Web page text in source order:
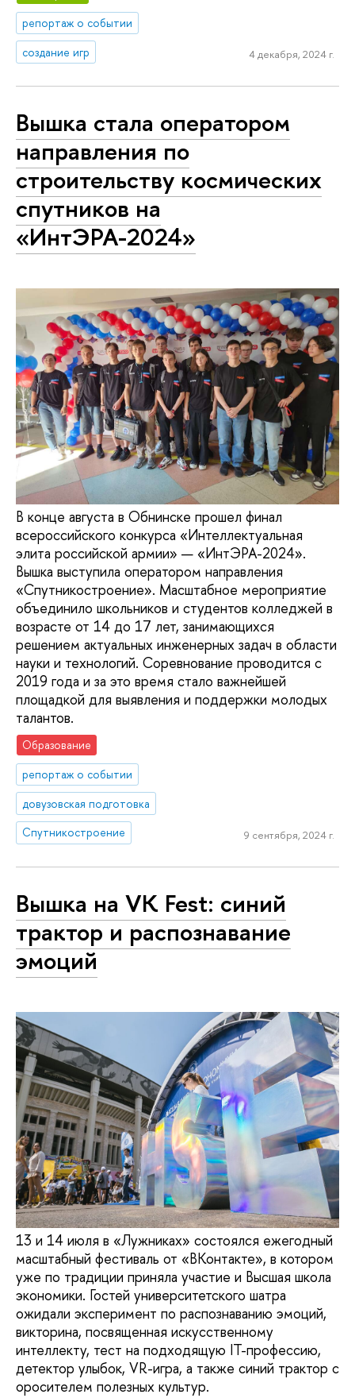
репортаж о событии
создание игр
4 декабря, 2024 г.
Вышка стала оператором
направления по
строительству космических
спутников на
«ИнтЭРА-2024»
В конце августа в Обнинске прошел финал
всероссийского конкурса «Интеллектуальная
элита российской армии» — «ИнтЭРА-2024».
Вышка выступила оператором направления
«Спутникостроение». Масштабное мероприятие
объединило школьников и студентов колледжей в
возрасте от 14 до 17 лет, занимающихся
решением актуальных инженерных задач в области
науки и технологий. Соревнование проводится с
2019 года и за это время стало важнейшей
площадкой для выявления и поддержки молодых
талантов.
Образование
репортаж о событии
довузовская подготовка
Спутникостроение
9 сентября, 2024 г.
Вышка на VK Fest: синий
трактор и распознавание
эмоций
13 и 14 июля в «Лужниках» состоялся ежегодный
масштабный фестиваль от «ВКонтакте», в котором
уже по традиции приняла участие и Высшая школа
экономики. Гостей университетского шатра
ожидали эксперимент по распознаванию эмоций,
викторина, посвященная искусственному
интеллекту, тест на подходящую IT-профессию,
детектор улыбок, VR-игра, а также синий трактор с
оросителем полезных культур.